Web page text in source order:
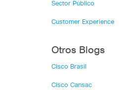
Sector Público
Customer Experience
Otros Blogs
Cisco Brasil
Cisco Cansac